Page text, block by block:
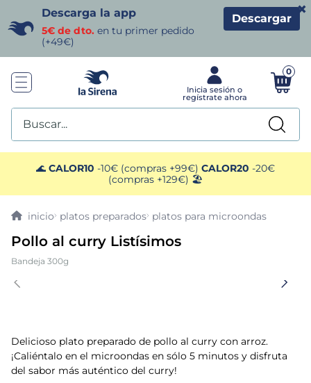
Descarga la app
5€ de dto. en tu primer pedido
(+49€)
Descargar
×
0
Buscar...
🌊 CALOR10 -10€ (compras +99€) CALOR20 -20€
(compras +129€) 🏖️
platos preparados platos para microondas
Pollo al curry Listísimos
Bandeja 300g
Delicioso plato preparado de pollo al curry con arroz.
¡Caliéntalo en el microondas en sólo 5 minutos y disfruta
del sabor más auténtico del curry!
TÉRMINOS MÁS BUSCADOS
1. helados sirena
3. patatas
verduras
6. croquetas